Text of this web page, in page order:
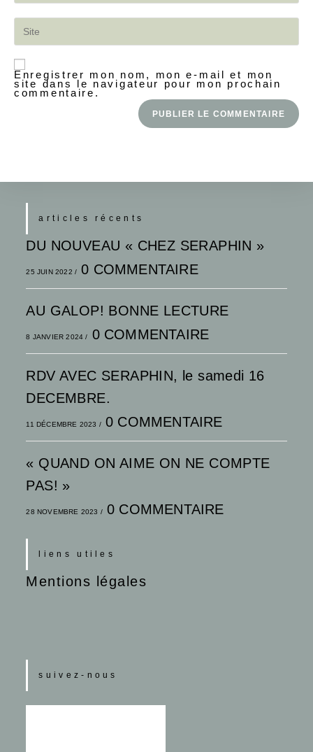
Enregistrer mon nom, mon e-mail et mon
site dans le navigateur pour mon prochain
commentaire.
articles récents
DU NOUVEAU « CHEZ SERAPHIN »
25 JUIN 2022 / 0 COMMENTAIRE
AU GALOP! BONNE LECTURE
8 JANVIER 2024 / 0 COMMENTAIRE
RDV AVEC SERAPHIN, le samedi 16
DECEMBRE.
11 DÉCEMBRE 2023 / 0 COMMENTAIRE
« QUAND ON AIME ON NE COMPTE
PAS! »
28 NOVEMBRE 2023 / 0 COMMENTAIRE
liens utiles
Mentions légales
suivez-nous